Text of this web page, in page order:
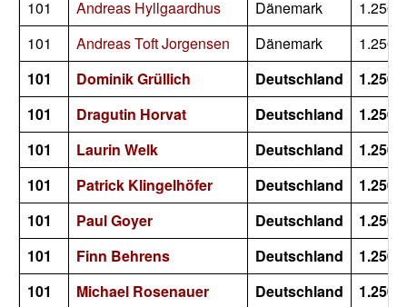
101
Andreas Hyllgaardhus Dänemark
1.250
101
Andreas Toft Jorgensen Dänemark
1.250
101
Dominik Grüllich Deutschland
1.250
101
Dragutin Horvat Deutschland
1.250
101
Laurin Welk Deutschland
1.250
101
Patrick Klingelhöfer Deutschland
1.250
101
Paul Goyer Deutschland
1.250
101
Finn Behrens Deutschland
1.250
101
Michael Rosenauer Deutschland
1.250